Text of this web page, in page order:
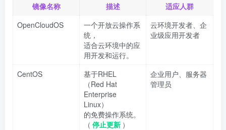
镜像名称 描述
适应人群
OpenCloudOS
一个开放云操作系
统，
适合云环境中的应
用开发和运行。
云环境开发者、企
业级应用开发者
CentOS
基于RHEL
（Red Hat
Enterprise
Linux）
的免费操作系统。
（ 停止更新 ）
企业用户、服务器
管理员